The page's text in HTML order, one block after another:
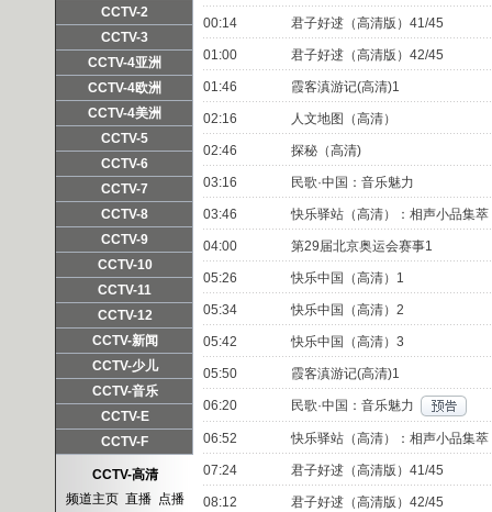
频道主页 直播
CCTV-2
频道主页 直播
CCTV-3
频道主页 直播 点播
CCTV-4亚洲
频道主页 直播 点播
CCTV-4欧洲
频道主页 直播 点播
CCTV-4美洲
频道主页 直播
CCTV-5
频道主页 直播
CCTV-6
频道主页 直播
CCTV-7
频道主页 直播
CCTV-8
频道主页 直播
CCTV-9
频道主页 直播
CCTV-10
频道主页 直播
CCTV-11
频道主页 直播
CCTV-12
频道主页 直播 点播
CCTV-新闻
频道主页 直播 点播
CCTV-少儿
频道主页 直播 点播
CCTV-音乐
频道主页 直播
CCTV-E
频道主页 直播
CCTV-F
频道主页 直播 点播
CCTV-高清
频道主页 直播 点播
00:14 君子好逑（高清版）41/45
01:00 君子好逑（高清版）42/45
01:46 霞客滇游记(高清)1
02:16 人文地图（高清）
02:46 探秘（高清)
03:16 民歌·中国：音乐魅力
03:46 快乐驿站（高清）：相声小品集萃
04:00 第29届北京奥运会赛事1
05:26 快乐中国（高清）1
05:34 快乐中国（高清）2
05:42 快乐中国（高清）3
05:50 霞客滇游记(高清)1
06:20 民歌·中国：音乐魅力
06:52 快乐驿站（高清）：相声小品集萃
07:24 君子好逑（高清版）41/45
08:12 君子好逑（高清版）42/45